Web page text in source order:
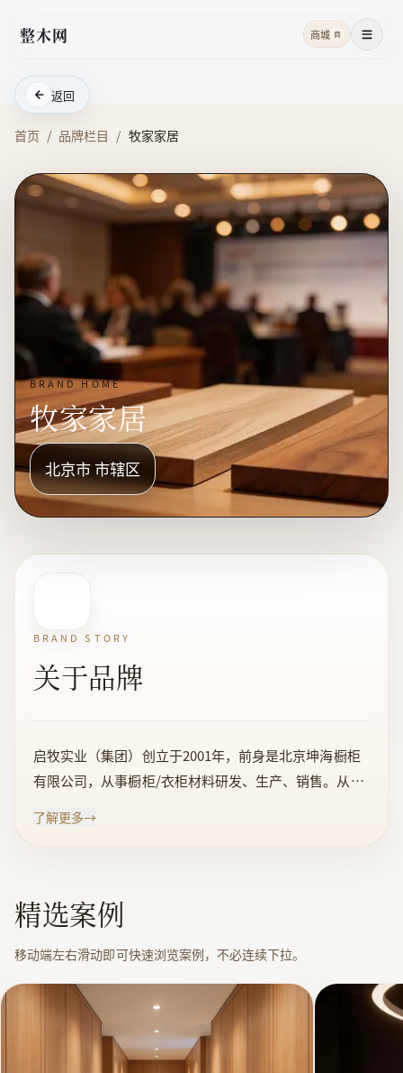
整木网 商城 商 菜单
返回
首页 / 品牌栏目 / 牧家家居
BRAND HOME
牧家家居
北京市 市辖区
BRAND STORY
关于品牌
启牧实业（集团）创立于2001年，前身是北京坤海橱柜
有限公司，从事橱柜/衣柜材料研发、生产、销售。从最
模化生产家具、酒窖、套装门、护墙板、天花吊顶、橱
柜、衣柜、浴室柜、楼梯等家居定制产品，提供从研
发、设计到生产、安装一条龙点对点的称心服务。 “牧
家”家居定制产品包含古典中式、新中式、法式宫廷、
经典美式、简欧风尚、乡村田园等六个系列。每个系列
的产品均能实现全屋定制，且整体配套，风格一致。南
方工厂“牧家· 状元府”已建成对外开放，我们倾情于
了解更多→
精选案例
移动端左右滑动即可快速浏览案例，不必连续下拉。